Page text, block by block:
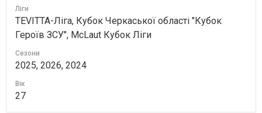
Ліги
TEVITTA-Ліга, Кубок Черкаської області "Кубок
Героїв ЗСУ", McLaut Кубок Ліги
Сезони
2025, 2026, 2024
Вік
27